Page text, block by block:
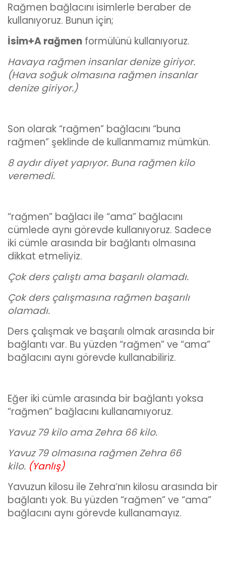
Rağmen bağlacını isimlerle beraber de
kullanıyoruz. Bunun için;
İsim+A rağmen formülünü kullanıyoruz.
Havaya rağmen insanlar denize giriyor.
(Hava soğuk olmasına rağmen insanlar
denize giriyor.)
Son olarak “rağmen” bağlacını “buna
rağmen” şeklinde de kullanmamız mümkün.
8 aydır diyet yapıyor. Buna rağmen kilo
veremedi.
“rağmen” bağlacı ile “ama” bağlacını
cümlede aynı görevde kullanıyoruz. Sadece
iki cümle arasında bir bağlantı olmasına
dikkat etmeliyiz.
Çok ders çalıştı ama başarılı olamadı.
Çok ders çalışmasına rağmen başarılı
olamadı.
Ders çalışmak ve başarılı olmak arasında bir
bağlantı var. Bu yüzden “rağmen” ve “ama”
bağlacını aynı görevde kullanabiliriz.
Eğer iki cümle arasında bir bağlantı yoksa
“rağmen” bağlacını kullanamıyoruz.
Yavuz 79 kilo ama Zehra 66 kilo.
Yavuz 79 olmasına rağmen Zehra 66
kilo. (Yanlış)
Yavuzun kilosu ile Zehra’nın kilosu arasında bir
bağlantı yok. Bu yüzden “rağmen” ve “ama”
bağlacını aynı görevde kullanamayız.